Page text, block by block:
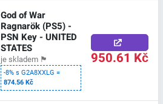
God of War
Ragnarök (PS5) -
PSN Key - UNITED
STATES
je skladem 🏴
-8% s G2A8XXLG =
874.56 Kč
950.61 Kč